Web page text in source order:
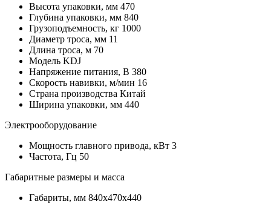
Высота упаковки, мм 470
Глубина упаковки, мм 840
Грузоподъемность, кг 1000
Диаметр троса, мм 11
Длина троса, м 70
Модель KDJ
Напряжение питания, В 380
Скорость навивки, м/мин 16
Страна производства Китай
Ширина упаковки, мм 440
Электрооборудование
Мощность главного привода, кВт 3
Частота, Гц 50
Габаритные размеры и масса
Габариты, мм 840х470х440